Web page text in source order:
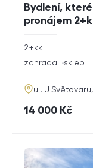
Bydlení,
pronájem
rozměry
2+kk
funkce
zahrada sklep
adresa
ul. U
cena
14 000 Kč